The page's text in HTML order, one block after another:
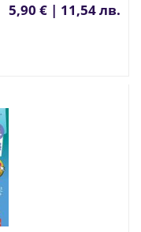
5,90 € | 11,54 лв.